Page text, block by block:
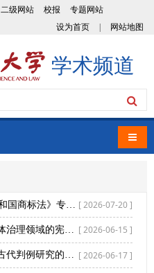
二级网站 校报
专题网站
设为首页
网站地图
学术频道
导航
[ 2026-07-20 ]
[ 2026-06-15 ]
“法治十讲”——汪世荣：中国古代判例研究的传统与价值 [ 2026-06-17 ]